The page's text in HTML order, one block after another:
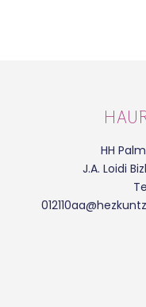
HH
J.A. Loidi